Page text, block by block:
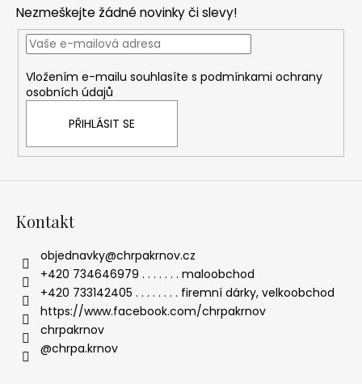
Nezmeškejte žádné novinky či slevy!
Vložením e-mailu souhlasíte s podmínkami ochrany
osobních údajů
PŘIHLÁSIT SE
Kontakt
objednavky@chrpakrnov.cz
+420 734646979 . . . . . . . maloobchod
+420 733142405 . . . . . . . . firemní dárky, velkoobchod
https://www.facebook.com/chrpakrnov
chrpakrnov
@chrpa.krnov